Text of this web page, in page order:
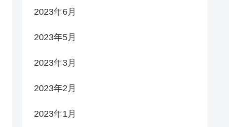
2023年6月
2023年5月
2023年3月
2023年2月
2023年1月